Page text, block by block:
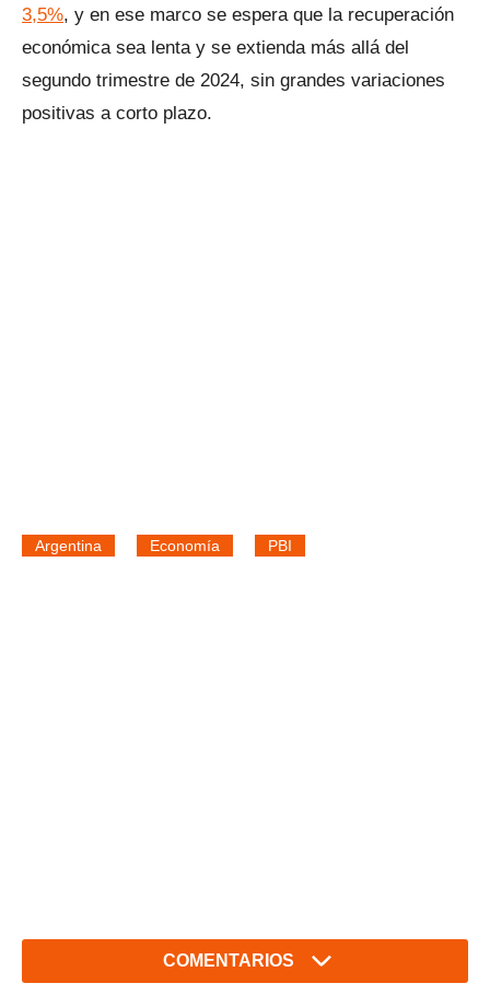
3,5%, y en ese marco se espera que la recuperación
económica sea lenta y se extienda más allá del
segundo trimestre de 2024, sin grandes variaciones
positivas a corto plazo.
Argentina Economía PBI
COMENTARIOS